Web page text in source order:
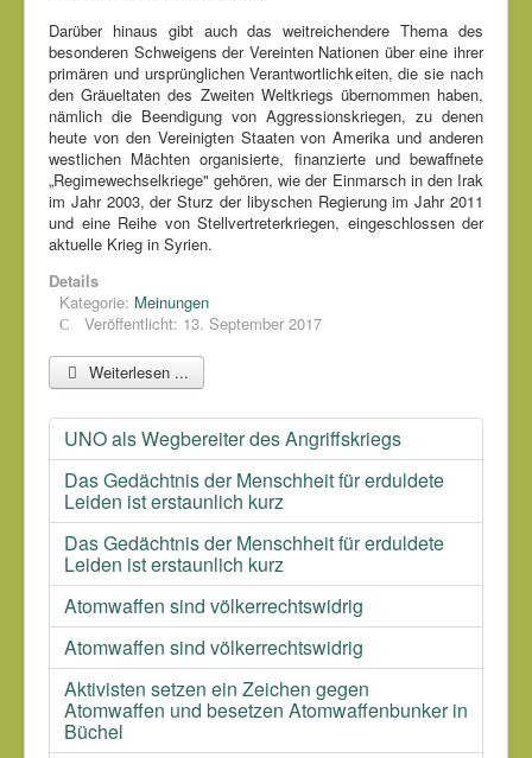
Darüber hinaus gibt auch das weitreichendere Thema des
besonderen Schweigens der Vereinten Nationen über eine ihrer
primären und ursprünglichen Verantwortlichkeiten, die sie nach
den Gräueltaten des Zweiten Weltkriegs übernommen haben,
nämlich die Beendigung von Aggressionskriegen, zu denen
heute von den Vereinigten Staaten von Amerika und anderen
westlichen Mächten organisierte, finanzierte und bewaffnete
„Regimewechselkriege" gehören, wie der Einmarsch in den Irak
im Jahr 2003, der Sturz der libyschen Regierung im Jahr 2011
und eine Reihe von Stellvertreterkriegen, eingeschlossen der
aktuelle Krieg in Syrien.
Details
Kategorie: Meinungen
Veröffentlicht: 13. September 2017
Weiterlesen ...
UNO als Wegbereiter des Angriffskriegs
Das Gedächtnis der Menschheit für erduldete
Leiden ist erstaunlich kurz
Das Gedächtnis der Menschheit für erduldete
Leiden ist erstaunlich kurz
Atomwaffen sind völkerrechtswidrig
Atomwaffen sind völkerrechtswidrig
Aktivisten setzen ein Zeichen gegen
Atomwaffen und besetzen Atomwaffenbunker in
Büchel